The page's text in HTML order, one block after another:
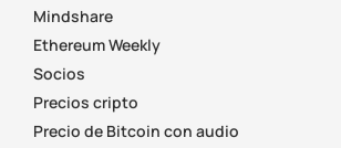
Mindshare
Ethereum Weekly
Socios
Precios cripto
Precio de Bitcoin con audio